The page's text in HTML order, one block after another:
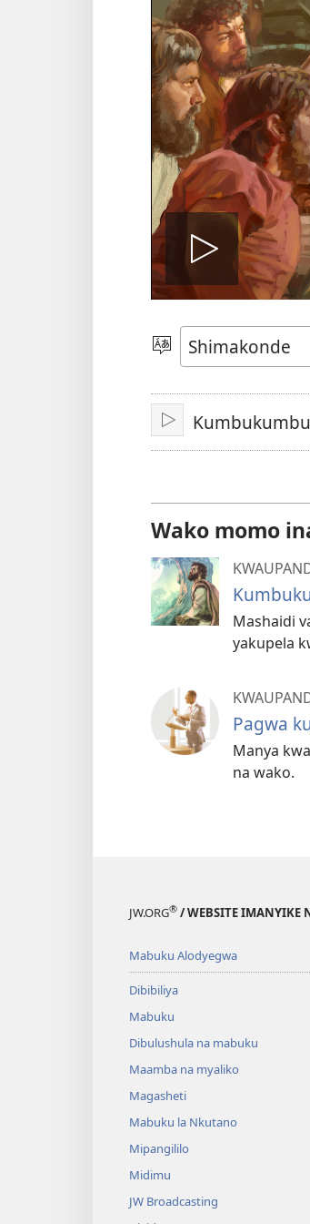
Play
video
Tandola
Inangodi
Omba
Wako momo
Mashaidi
yakupela
Pagwa
Manya
na wako.
JW.ORG® / WEBSITE IMANYIKE
Mabuku Alodyegwa
Dibibiliya
Mabuku
Dibulushula na mabuku
Maamba na myaliko
Magasheti
Mabuku la Nkutano
Mipangililo
Midimu
JW Broadcasting